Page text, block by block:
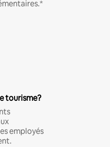
tourisme?
employés